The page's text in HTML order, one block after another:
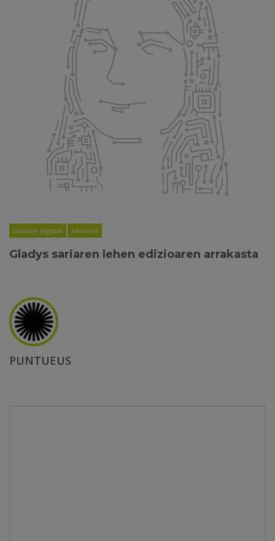
Gizarte digitala Internet
Gladys sariaren lehen edizioaren arrakasta
PUNTUEUS